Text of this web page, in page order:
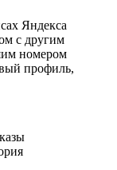
Яндекса
с другим
номером
профиль,